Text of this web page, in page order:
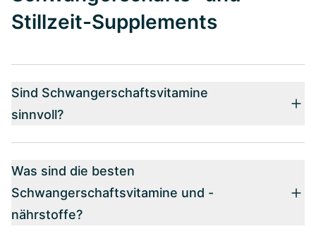
Stillzeit-Supplements
Sind Schwangerschaftsvitamine
sinnvoll?
Was sind die besten
Schwangerschaftsvitamine und -
nährstoffe?